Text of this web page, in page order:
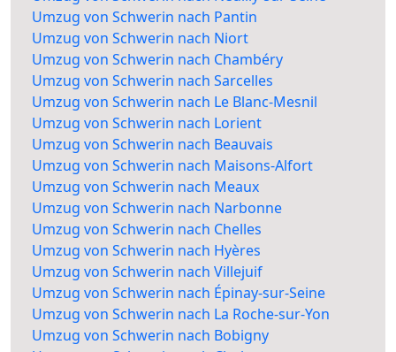
Umzug von Schwerin nach Pantin
Umzug von Schwerin nach Niort
Umzug von Schwerin nach Chambéry
Umzug von Schwerin nach Sarcelles
Umzug von Schwerin nach Le Blanc-Mesnil
Umzug von Schwerin nach Lorient
Umzug von Schwerin nach Beauvais
Umzug von Schwerin nach Maisons-Alfort
Umzug von Schwerin nach Meaux
Umzug von Schwerin nach Narbonne
Umzug von Schwerin nach Chelles
Umzug von Schwerin nach Hyères
Umzug von Schwerin nach Villejuif
Umzug von Schwerin nach Épinay-sur-Seine
Umzug von Schwerin nach La Roche-sur-Yon
Umzug von Schwerin nach Bobigny